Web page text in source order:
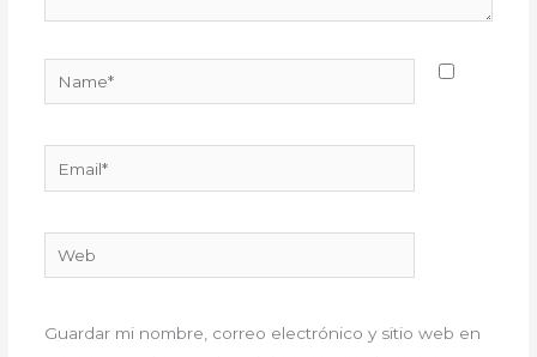
Guardar mi nombre, correo electrónico y sitio web en